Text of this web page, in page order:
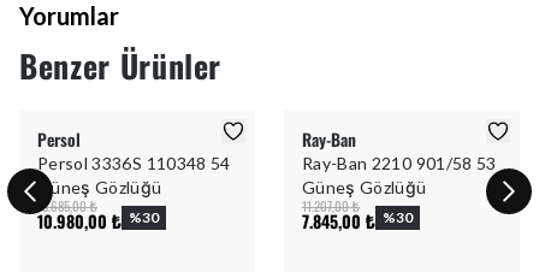
Yorumlar
Benzer Ürünler
Persol
Persol 3336S 110348 54
Güneş Gözlüğü
15.685,00 ₺
10.980,00 ₺ %30
Ray-Ban
Ray-Ban 2210 901/58 53
Güneş Gözlüğü
11.207,00 ₺
7.845,00 ₺ %30